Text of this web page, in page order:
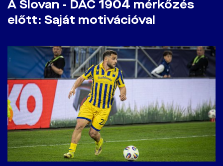
A Slovan - DAC 1904 mérkőzés
előtt: Saját motivációval